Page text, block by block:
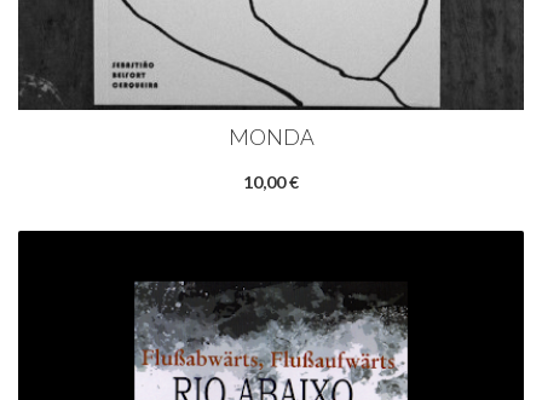
MONDA
10,00 €